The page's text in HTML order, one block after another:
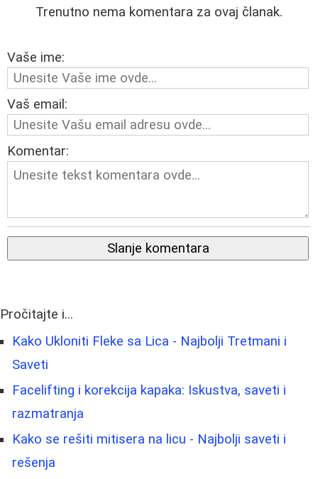
Trenutno nema komentara za ovaj članak.
Vaše ime:
Vaš email:
Komentar:
Slanje komentara
Pročitajte i...
Kako Ukloniti Fleke sa Lica - Najbolji Tretmani i
Saveti
Facelifting i korekcija kapaka: Iskustva, saveti i
razmatranja
Kako se rešiti mitisera na licu - Najbolji saveti i
rešenja